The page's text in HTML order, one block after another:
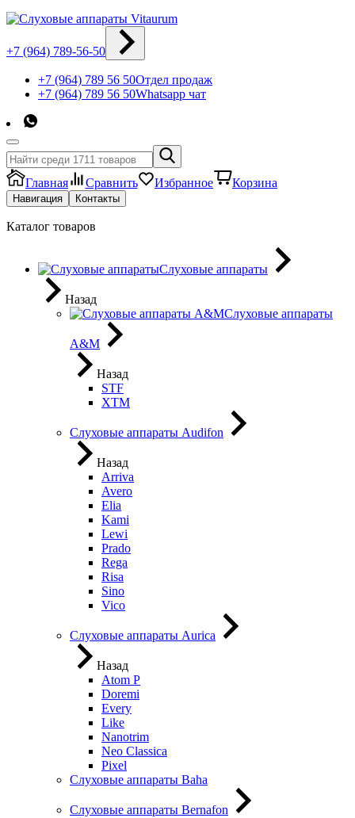
+7 (964) 789-56-50
+7 (964) 789 56 50Отдел продаж
+7 (964) 789 56 50Whatsapp чат
Главная Сравнить Избранное Корзина
Навигация Контакты
Каталог товаров
Слуховые аппараты
Назад
Слуховые аппараты
A&M
Назад
STF
XTM
Слуховые аппараты Audifon
Назад
Arriva
Avero
Elia
Kami
Lewi
Prado
Rega
Risa
Sino
Vico
Слуховые аппараты Aurica
Назад
Atom P
Doremi
Every
Like
Nanotrim
Neo Classica
Pixel
Слуховые аппараты Baha
Слуховые аппараты Bernafon